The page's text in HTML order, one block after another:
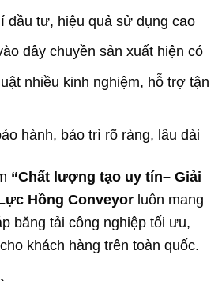
đầu tư, hiệu quả sử dụng cao
dây chuyền sản xuất hiện có
nhiều kinh nghiệm, hỗ trợ tận
hành, bảo trì rõ ràng, lâu dài
“Chất lượng tạo uy tín– Giải
Hồng Conveyor luôn mang
băng tải công nghiệp tối ưu,
khách hàng trên toàn quốc.